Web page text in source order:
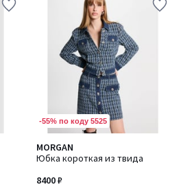
-55% по коду 5525
MORGAN
Юбка короткая из твида
8400 ₽